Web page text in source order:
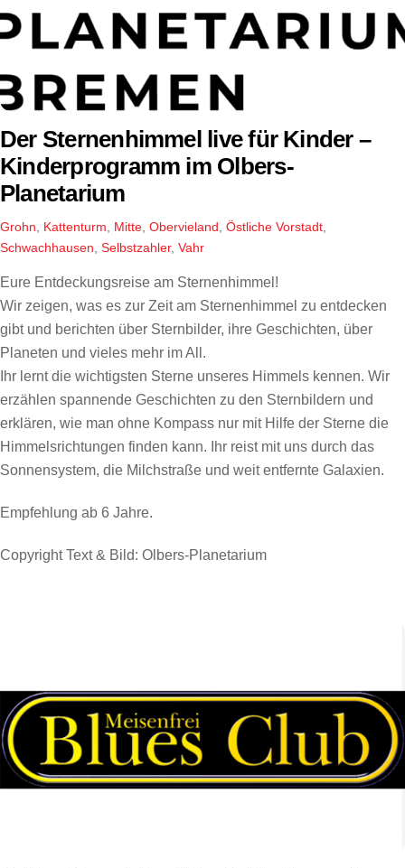
Der Sternenhimmel live für Kinder –
Kinderprogramm im Olbers-
Planetarium
Grohn Kattenturm Mitte Obervieland Östliche Vorstadt
Schwachhausen Selbstzahler, Vahr
Eure Entdeckungsreise am Sternenhimmel!
Wir zeigen, was es zur Zeit am Sternenhimmel zu entdecken
gibt und berichten über Sternbilder, ihre Geschichten, über
Planeten und vieles mehr im All.
Ihr lernt die wichtigsten Sterne unseres Himmels kennen. Wir
erzählen spannende Geschichten zu den Sternbildern und
erklären, wie man ohne Kompass nur mit Hilfe der Sterne die
Himmelsrichtungen finden kann. Ihr reist mit uns durch das
Sonnensystem, die Milchstraße und weit entfernte Galaxien.
Empfehlung ab 6 Jahre.
Copyright Text & Bild: Olbers-Planetarium